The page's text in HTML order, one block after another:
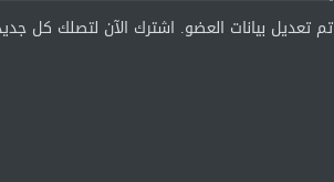
تم تعديل بيانات العضو. اشترك الآن لتصلك كل